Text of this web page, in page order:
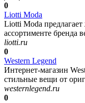
0
Liotti Moda
Liotti Moda
ассортименте бренда
liotti.ru
0
Western Legend
Интернет-магазин
стильные вещи от
westernlegend.ru
0